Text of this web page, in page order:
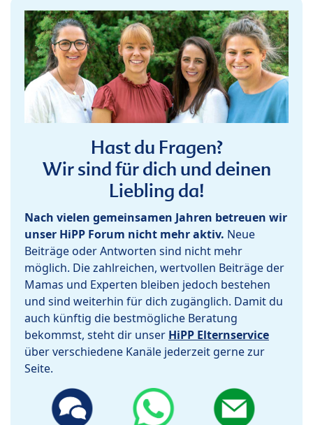
Hast du Fragen?
Wir sind für dich und deinen
Liebling da!
Nach vielen gemeinsamen Jahren betreuen wir
unser HiPP Forum nicht mehr aktiv. Neue
Beiträge oder Antworten sind nicht mehr
möglich. Die zahlreichen, wertvollen Beiträge der
Mamas und Experten bleiben jedoch bestehen
und sind weiterhin für dich zugänglich. Damit du
auch künftig die bestmögliche Beratung
bekommst, steht dir unser HiPP Elternservice
über verschiedene Kanäle jederzeit gerne zur
Seite.